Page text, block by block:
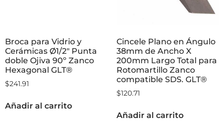
Broca para Vidrio y
Cerámicas Ø1/2″ Punta
doble Ojiva 90º Zanco
Hexagonal GLT®
$241.91
Añadir al carrito
Cincele Plano en Ángulo
38mm de Ancho X
200mm Largo Total para
Rotomartillo Zanco
compatible SDS. GLT®
$120.71
Añadir al carrito